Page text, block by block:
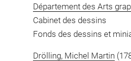
Département des Arts
Cabinet des dessins
Fonds des dessins et
Drölling, Michel Martin